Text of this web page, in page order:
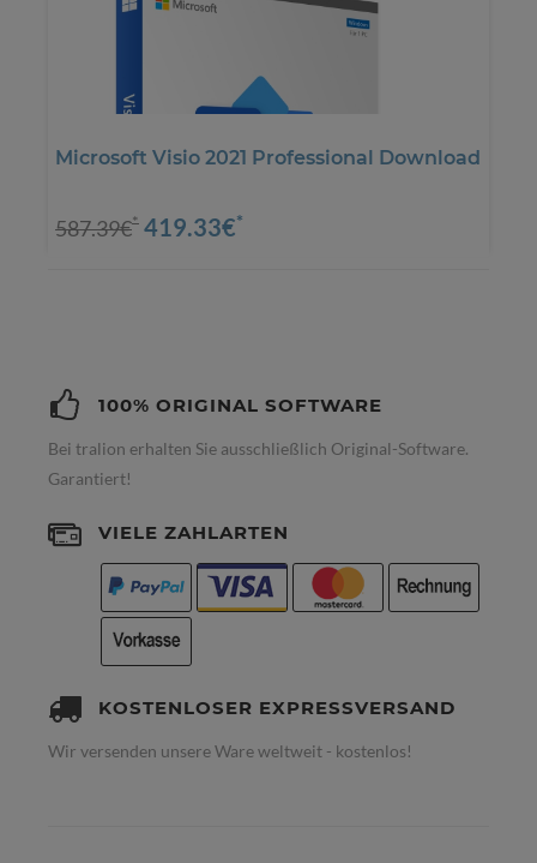
Microsoft Visio 2021 Professional Download
587.39€* 419.33€*
100% ORIGINAL SOFTWARE
Bei tralion erhalten Sie ausschließlich Original-Software.
Garantiert!
VIELE ZAHLARTEN
KOSTENLOSER EXPRESSVERSAND
Wir versenden unsere Ware weltweit - kostenlos!